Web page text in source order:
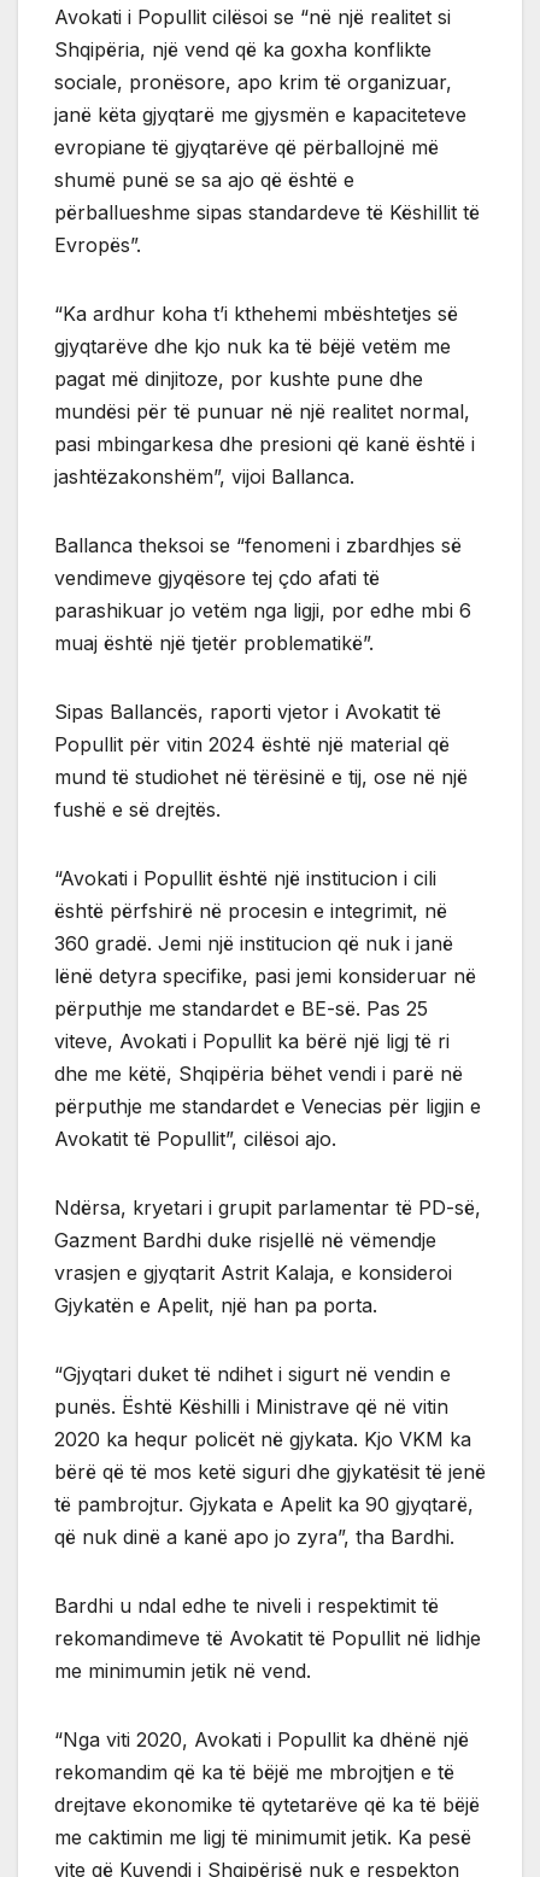
Avokati i Popullit cilësoi se “në një realitet si
Shqipëria, një vend që ka goxha konflikte
sociale, pronësore, apo krim të organizuar,
janë këta gjyqtarë me gjysmën e kapaciteteve
evropiane të gjyqtarëve që përballojnë më
shumë punë se sa ajo që është e
përballueshme sipas standardeve të Këshillit të
Evropës”.
“Ka ardhur koha t’i kthehemi mbështetjes së
gjyqtarëve dhe kjo nuk ka të bëjë vetëm me
pagat më dinjitoze, por kushte pune dhe
mundësi për të punuar në një realitet normal,
pasi mbingarkesa dhe presioni që kanë është i
jashtëzakonshëm”, vijoi Ballanca.
Ballanca theksoi se “fenomeni i zbardhjes së
vendimeve gjyqësore tej çdo afati të
parashikuar jo vetëm nga ligji, por edhe mbi 6
muaj është një tjetër problematikë”.
Sipas Ballancës, raporti vjetor i Avokatit të
Popullit për vitin 2024 është një material që
mund të studiohet në tërësinë e tij, ose në një
fushë e së drejtës.
“Avokati i Popullit është një institucion i cili
është përfshirë në procesin e integrimit, në
360 gradë. Jemi një institucion që nuk i janë
lënë detyra specifike, pasi jemi konsideruar në
përputhje me standardet e BE-së. Pas 25
viteve, Avokati i Popullit ka bërë një ligj të ri
dhe me këtë, Shqipëria bëhet vendi i parë në
përputhje me standardet e Venecias për ligjin e
Avokatit të Popullit”, cilësoi ajo.
Ndërsa, kryetari i grupit parlamentar të PD-së,
Gazment Bardhi duke risjellë në vëmendje
vrasjen e gjyqtarit Astrit Kalaja, e konsideroi
Gjykatën e Apelit, një han pa porta.
“Gjyqtari duket të ndihet i sigurt në vendin e
punës. Është Këshilli i Ministrave që në vitin
2020 ka hequr policët në gjykata. Kjo VKM ka
bërë që të mos ketë siguri dhe gjykatësit të jenë
të pambrojtur. Gjykata e Apelit ka 90 gjyqtarë,
që nuk dinë a kanë apo jo zyra”, tha Bardhi.
Bardhi u ndal edhe te niveli i respektimit të
rekomandimeve të Avokatit të Popullit në lidhje
me minimumin jetik në vend.
“Nga viti 2020, Avokati i Popullit ka dhënë një
rekomandim që ka të bëjë me mbrojtjen e të
drejtave ekonomike të qytetarëve që ka të bëjë
me caktimin me ligj të minimumit jetik. Ka pesë
vite që Kuvendi i Shqipërisë nuk e respekton